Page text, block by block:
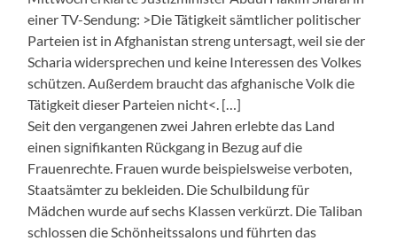
einer TV-Sendung: >Die Tätigkeit sämtlicher politischer
Parteien ist in Afghanistan streng untersagt, weil sie der
Scharia widersprechen und keine Interessen des Volkes
schützen. Außerdem braucht das afghanische Volk die
Tätigkeit dieser Parteien nicht<. […]
Seit den vergangenen zwei Jahren erlebte das Land
einen signifikanten Rückgang in Bezug auf die
Frauenrechte. Frauen wurde beispielsweise verboten,
Staatsämter zu bekleiden. Die Schulbildung für
Mädchen wurde auf sechs Klassen verkürzt. Die Taliban
schlossen die Schönheitssalons und führten das